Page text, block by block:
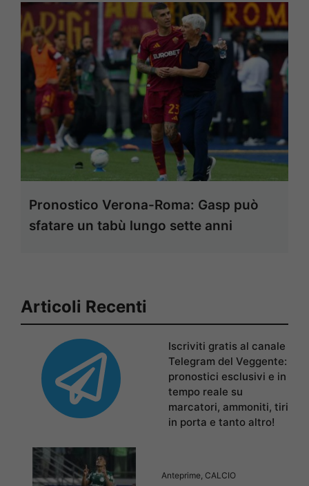
Pronostico Verona-Roma: Gasp può
sfatare un tabù lungo sette anni
Articoli Recenti
Iscriviti gratis al canale
Telegram del Veggente:
pronostici esclusivi e in
tempo reale su
marcatori, ammoniti, tiri
in porta e tanto altro!
Anteprime, CALCIO